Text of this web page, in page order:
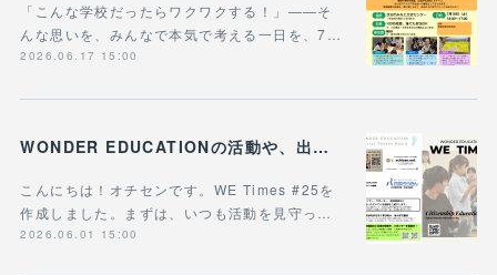
「こんな学校だったらワクワクする！」——そ
んな思いを、みんなで本気で考える一日を、7…
2026.06.17 15:00
WONDER EDUCATIONの活動や、出張講座・講演のご案内をまとめた 『WE Times #25』を公開しました！
こんにちは！オチセンです。WE Times #25を
作成しました。まずは、いつも活動を見守っ…
2026.06.01 15:00